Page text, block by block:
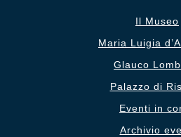
Il Museo
Maria Luigia
Glauco
Palazzo di
Eventi in
Archivio